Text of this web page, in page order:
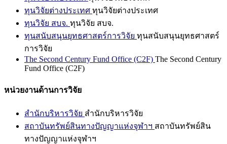
ทุนวิจัยต่างประเทศ ทุนวิจัยต่างประเทศ
ทุนวิจัย สบจ. ทุนวิจัย สบจ.
ทุนสนับสนุนยุทธศาสตร์การวิจัย ทุนสนับสนุนยุทธศาสตร์
การวิจัย
The Second Century Fund Office (C2F) The Second Century
Fund Office (C2F)
หน่วยงานด้านการวิจัย
สำนักบริหารวิจัย สำนักบริหารวิจัย
สถาบันทรัพย์สินทางปัญญาแห่งจุฬาฯ สถาบันทรัพย์สิน
ทางปัญญาแห่งจุฬาฯ